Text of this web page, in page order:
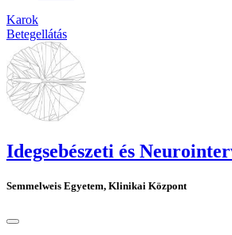
Karok
Betegellátás
Idegsebészeti és
Semmelweis Egyetem, Klinikai Központ